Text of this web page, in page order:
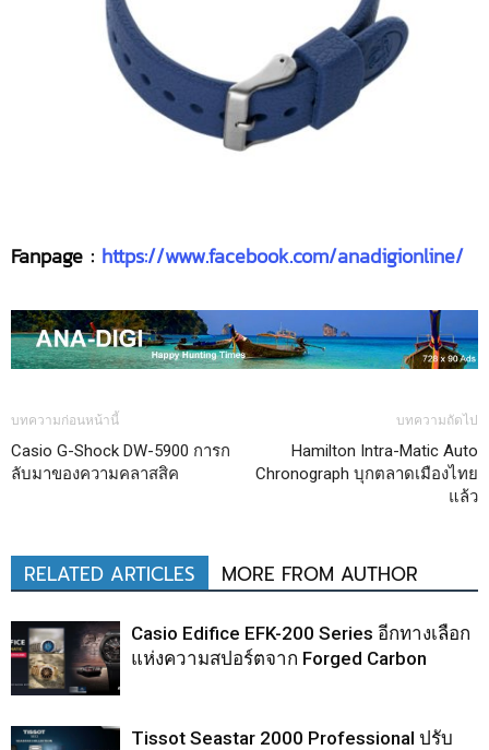
Fanpage : https://www.facebook.com/anadigionline/
บทความก่อนหน้านี้
Casio G-Shock DW-5900 การก
ลับมาของความคลาสสิค
บทความถัดไป
Hamilton Intra-Matic Auto
Chronograph บุกตลาดเมืองไทย
แล้ว
RELATED ARTICLES MORE FROM AUTHOR
Casio Edifice EFK-200 Series อีกทางเลือก
แห่งความสปอร์ตจาก Forged Carbon
Tissot Seastar 2000 Professional ปรับ